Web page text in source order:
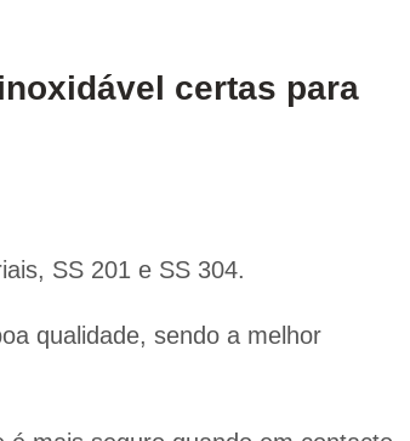
certas para
SS 201 e SS 304.
qualidade, sendo a melhor